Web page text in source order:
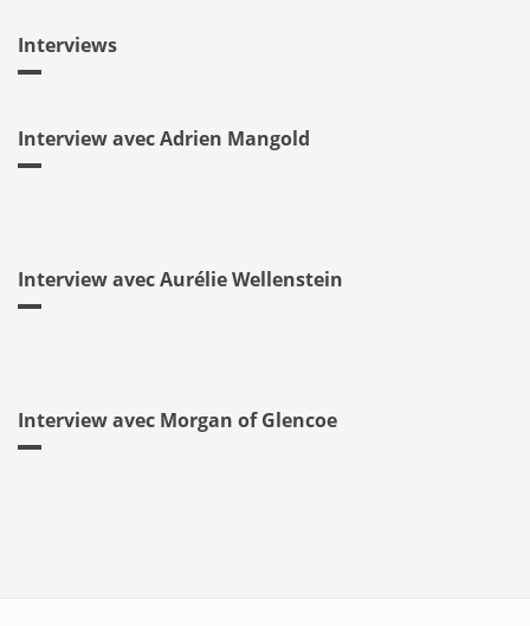
Interviews
Interview avec Adrien Mangold
Interview avec Aurélie Wellenstein
Interview avec Morgan of Glencoe